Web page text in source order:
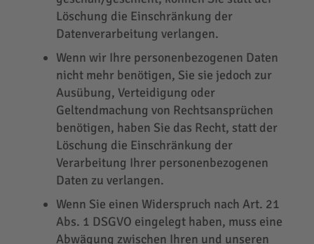
Löschung die Einschränkung der
Datenverarbeitung verlangen.
Wenn wir Ihre personenbezogenen Daten
nicht mehr benötigen, Sie sie jedoch zur
Ausübung, Verteidigung oder
Geltendmachung von Rechtsansprüchen
benötigen, haben Sie das Recht, statt der
Löschung die Einschränkung der
Verarbeitung Ihrer personenbezogenen
Daten zu verlangen.
Wenn Sie einen Widerspruch nach Art. 21
Abs. 1 DSGVO eingelegt haben, muss eine
Abwägung zwischen Ihren und unseren